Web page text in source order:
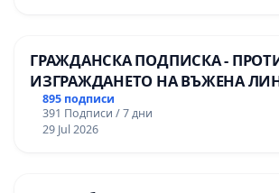
ГРАЖДАНСКА ПОДПИСКА -
ИЗГРАЖДАНЕТО НА ВЪЖЕНА
НА ТЕРИТОРИЯТА НА ПРИРОДНА
ЗАБЕЛЕЖИТЕЛНОСТ „ХЪЛМ НА
ОСВОБОДИТЕЛИТЕ“
895 подписи
391 Подписи / 7 дни
29 Jul 2026